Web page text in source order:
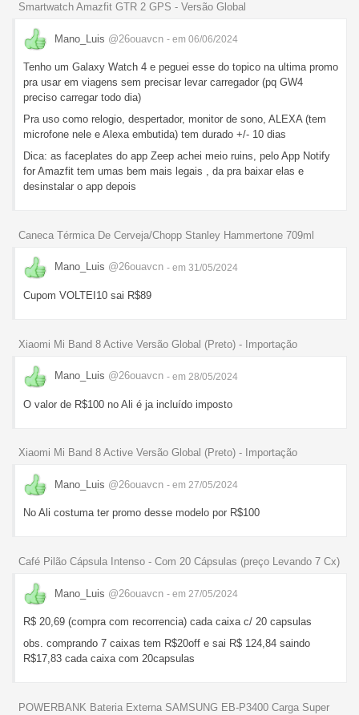
Smartwatch Amazfit GTR 2 GPS - Versão Global
Mano_Luis @26ouavcn - em 06/06/2024
Tenho um Galaxy Watch 4 e peguei esse do topico na ultima promo
pra usar em viagens sem precisar levar carregador (pq GW4
preciso carregar todo dia)
Pra uso como relogio, despertador, monitor de sono, ALEXA (tem
microfone nele e Alexa embutida) tem durado +/- 10 dias
Dica: as faceplates do app Zeep achei meio ruins, pelo App Notify
for Amazfit tem umas bem mais legais , da pra baixar elas e
desinstalar o app depois
Caneca Térmica De Cerveja/Chopp Stanley Hammertone 709ml
Mano_Luis @26ouavcn - em 31/05/2024
Cupom VOLTEI10 sai R$89
Xiaomi Mi Band 8 Active Versão Global (Preto) - Importação
Mano_Luis @26ouavcn - em 28/05/2024
O valor de R$100 no Ali é ja incluído imposto
Xiaomi Mi Band 8 Active Versão Global (Preto) - Importação
Mano_Luis @26ouavcn - em 27/05/2024
No Ali costuma ter promo desse modelo por R$100
Café Pilão Cápsula Intenso - Com 20 Cápsulas (preço Levando 7 Cx)
Mano_Luis @26ouavcn - em 27/05/2024
R$ 20,69 (compra com recorrencia) cada caixa c/ 20 capsulas
obs. comprando 7 caixas tem R$20off e sai R$ 124,84 saindo
R$17,83 cada caixa com 20capsulas
POWERBANK Bateria Externa SAMSUNG EB-P3400 Carga Super